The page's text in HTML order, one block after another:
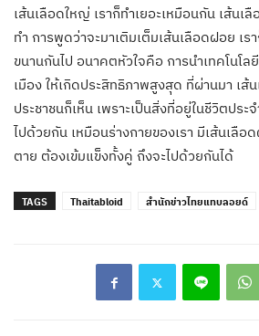
เส้นเลือดใหญ่ เราก็ทำเยอะเหมือนกัน เส้นเ
ทำ การพูดว่าจะมาเติมเต็มเส้นเลือดฝอย เร
ขนานกันไป อนาคตหัวใจคือ การนำเทคโนโ
เมือง ให้เกิดประสิทธิภาพสูงสุด ที่ผ่านมา เส้
ประชาชนก็เห็น เพราะเป็นสิ่งที่อยู่ในชีวิตปร
ไปด้วยกัน เหมือนร่างกายของเรา มีเส้นเลือ
ตาย ต้องเข้มแข็งทั้งคู่ ถึงจะไปด้วยกันได้
TAGS Thaitabloid สำนักข่าวไทยแทบลอยด์